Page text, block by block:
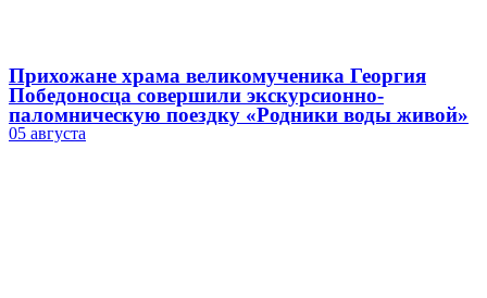
Прихожане храма великомученика Георгия
Победоносца совершили экскурсионно-
паломническую поездку «Родники воды живой»
05 августа